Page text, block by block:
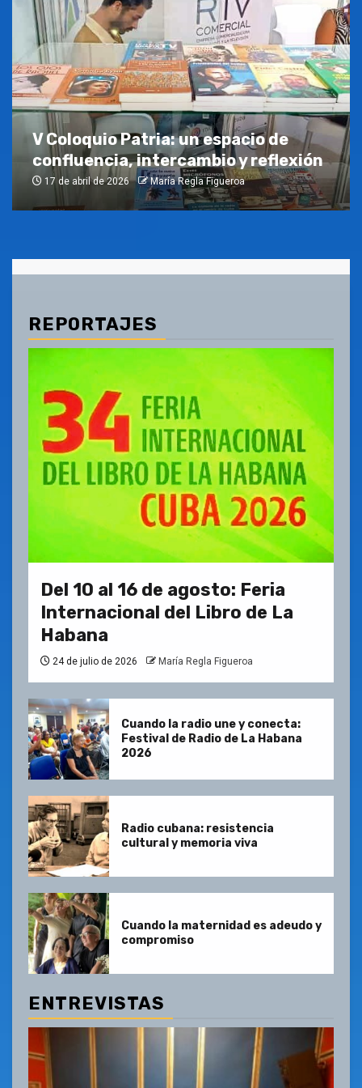
V Coloquio Patria: un espacio de
confluencia, intercambio y reflexión
17 de abril de 2026 María Regla Figueroa
REPORTAJES
Del 10 al 16 de agosto: Feria
Internacional del Libro de La
Habana
24 de julio de 2026 María Regla Figueroa
Cuando la radio une y conecta:
Festival de Radio de La Habana
2026
Radio cubana: resistencia
cultural y memoria viva
Cuando la maternidad es adeudo y
compromiso
ENTREVISTAS